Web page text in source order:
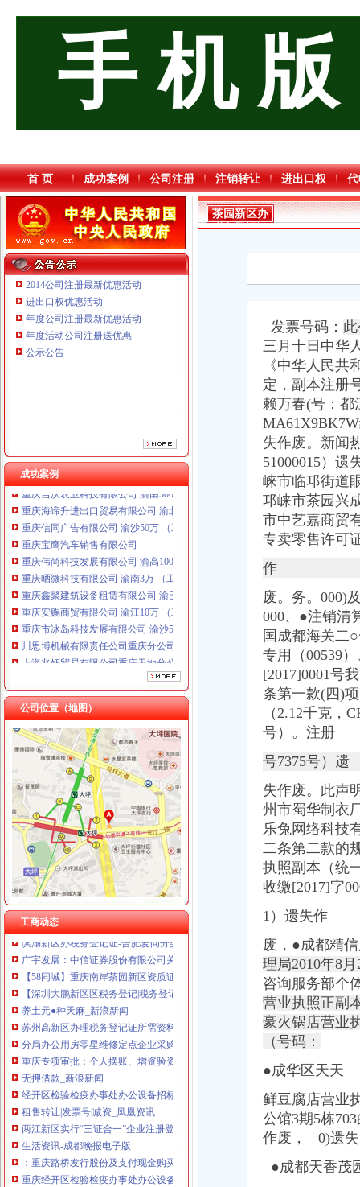
手 机 版
首 页 成功案例 公司注册 注销转让 进出口权
2014公司注册最新优惠活动
进出口权优惠活动
年度公司注册最新优惠活动
年度活动公司注册送优惠
公示公告
成功案例
重庆海谛升进出口贸易有限公司 渝北100万 （进出口权）
重庆信同广告有限公司 渝沙50万 （工商注册）
重庆宝鹰汽车销售有限公司
重庆伟尚科技发展有限公司 渝高100万 （工商注册）
重庆晒微科技有限公司 渝南3万 （工商注册）
重庆鑫聚建筑设备租赁有限公司 渝巴3万 （工商注册）
重庆安赐商贸有限公司 渝江10万 （工商注册）
重庆市冰岛科技发展有限公司 渝沙50万 （进出口权）
川思博机械有限责任公司重庆分公司 渝江 （工商注册）
上海兆妩贸易有限公司重庆天地分公司 渝中 （工商注册）
重庆吉沃农业科技有限公司 渝南500万 （工商注册）
重庆海谛升进出口贸易有限公司 渝北100万 （进出口权）
重庆信同广告有限公司 渝沙50万 （工商注册）
重庆宝鹰汽车销售有限公司
重庆伟尚科技发展有限公司 渝高100万 （工商注册）
重庆晒微科技有限公司 渝南3万 （工商注册）
重庆鑫聚建筑设备租赁有限公司 渝巴3万 （工商注册）
重庆安赐商贸有限公司 渝江10万 （工商注册）
重庆市冰岛科技发展有限公司 渝沙50万 （进出口权）
川思博机械有限责任公司重庆分公司 渝江 （工商注册）
上海兆妩贸易有限公司重庆天地分公司 渝中 （工商注册）
重庆吉沃农业科技有限公司 渝南500万 （工商注册）
公司位置（地图）
工商动态
茶园新区办税务登记证
雷山县人民网-总结公报
徽州区关于贯彻落实国务院第四次大督查工作自查况报告-黄山市人
湖南省国家税务局门户网站
发展规划赣州市
被称为“暗黑女王”的女模走红网络,乐观自信还曾为黑人发声
茶园新区工商代办-重庆爱问分类
failed：万事通_资讯频道_凤凰网
【重庆两江新区区税务登记|税务登记证办理|代理税务登记】-重庆赶集网
就业局调研报告.doc
滨湖新区办税务登记证-合肥爱问分类
广宇发展：中信证券股份有限公司关于公司发行股份购买资产并募集配
【58同城】重庆南岸茶园新区资质证书办理_企业资质代理_资质代办机
【深圳大鹏新区区税务登记|税务登记证办理|代理税务登记】-深圳赶集网
养土元●种天麻_新浪新闻
苏州高新区办理税务登记证所需资料,新区注册公司税务要什么材料_
分局办公用房零星维修定点企业采购（17B0130）采购公告
重庆专项审批：个人摆账、增资验资-重庆爱问分类
无押借款_新浪新闻
经开区检验检疫办事处办公设备招标公告-中国采招网
租售转让|发票号|减资_凤凰资讯
两江新区实行“三证合一”企业注册登记只需2个法定工作日-今日重庆
生活资讯-成都晚报电子版
：重庆路桥发行股份及支付现金购买资产并募集配套资金暨关
重庆经开区检验检疫办事处办公设备采购重新招标公告_中国招标网_
重庆废旧轮胎处理招标采购-千里马招标网
茶园新区办
税务登记证
发票号码：
三月十日中华
《中华人民
定，副本注册
赖万春(号： 都
失作废。新闻
51000015）遗
崃市临邛街道
邛崃市茶园兴
市中艺嘉商贸
专卖零售许可
作
废。 务。 000)
000、●注销清
国成都海关二
专用（00539
[2017]0001号
条第一款(四)
（2.12千克，
号）。注册
号7375号）遗
失作废。此声
州市蜀华制衣
乐兔网络科技
二条第二款的
执照副本（统
收缴[2017]字
1）遗失作
废，●成都精
理局2010年8
咨询服务部个
营业执照正副
豪火锅店营业
（号码：
●成华区天天
鲜豆腐店营业
公馆3期5栋
作废， 0)遗失
●成都天香茂